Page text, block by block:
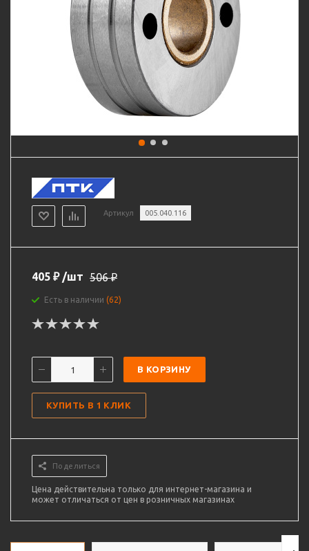
Артикул 005.040.116
405 ₽ /шт 506₽
Есть в наличии (62)
В КОРЗИНУ
КУПИТЬ В 1 КЛИК
Поделиться
Цена действительна только для интернет-магазина и
может отличаться от цен в розничных магазинах